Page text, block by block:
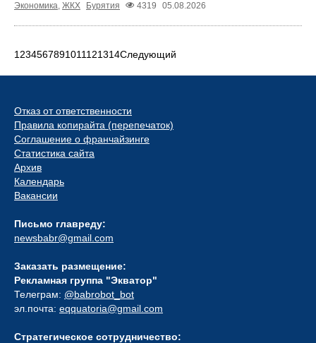
Экономика, ЖКХ Бурятия 4319 05.08.2026
1 234567891011121314Следующий
Отказ от ответственности
Правила копирайта (перепечаток)
Соглашение о франчайзинге
Статистика сайта
Архив
Календарь
Вакансии
Письмо главреду:
newsbabr@gmail.com
Заказать размещение:
Рекламная группа "Экватор"
Телеграм: @babrobot_bot
эл.почта: eqquatoria@gmail.com
Стратегическое сотрудничество: